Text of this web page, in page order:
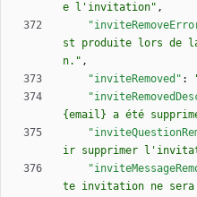
e l'invitation" ,
st produite lors de
n." ,
"inviteRemoved" :
{email} a été
ir supprimer
te invitation ne sera